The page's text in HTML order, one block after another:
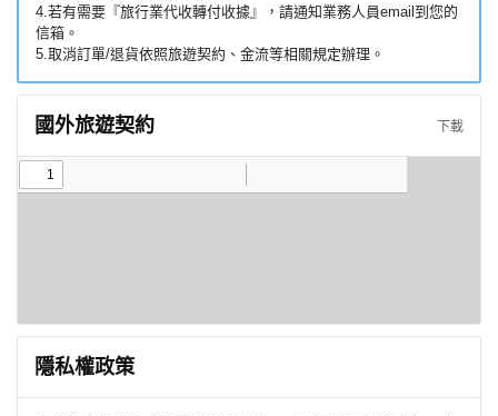
4.若有需要『旅行業代收轉付收據』，請通知業務人員email到您的
信箱。
5.取消訂單/退貨依照旅遊契約、金流等相關規定辦理。
國外旅遊契約 下載
隱私權政策